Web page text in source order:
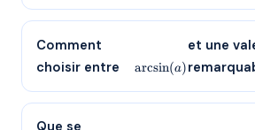
Comment
choisir entre
\arcsin(a)
arcsin(a)
et une